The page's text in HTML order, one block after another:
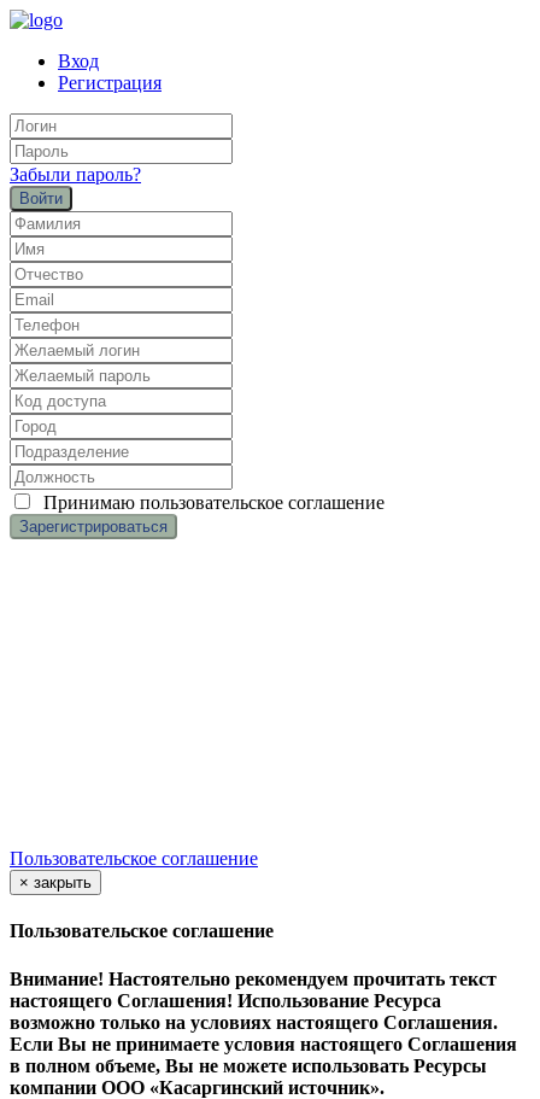
Вход
Регистрация
Забыли пароль?
Войти
Принимаю пользовательское соглашение
Пользовательское соглашение
× закрыть
Пользовательское соглашение
Внимание! Настоятельно рекомендуем прочитать текст
настоящего Соглашения! Использование Ресурса
возможно только на условиях настоящего Соглашения.
Если Вы не принимаете условия настоящего Соглашения
в полном объеме, Вы не можете использовать Ресурсы
компании ООО «Касаргинский источник».